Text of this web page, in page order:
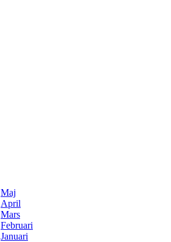
Maj
April
Mars
Februari
Januari